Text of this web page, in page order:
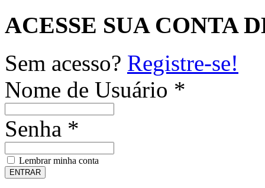
ACESSE SUA CONTA
Sem acesso? Registre-se!
Nome de Usuário *
Senha *
Lembrar minha conta